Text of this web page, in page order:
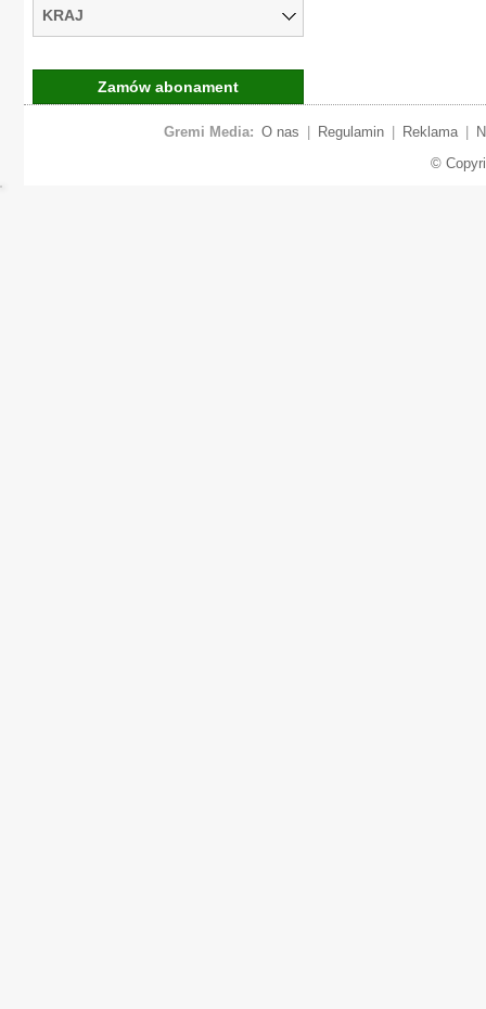
KRAJ
Zamów abonament
Gremi Media: O nas Regulamin Reklama
©